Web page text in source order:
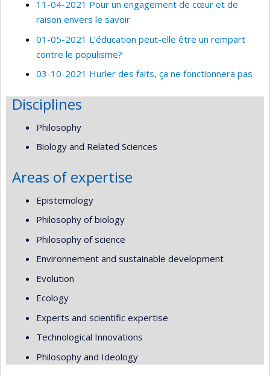
11-04-2021 Pour un engagement de cœur et de
raison envers le savoir
01-05-2021 L’éducation peut-elle être un rempart
contre le populisme?
03-10-2021 Hurler des faits, ça ne fonctionnera pas
Disciplines
Philosophy
Biology and Related Sciences
Areas of expertise
Epistemology
Philosophy of biology
Philosophy of science
Environnement and sustainable development
Evolution
Ecology
Experts and scientific expertise
Technological Innovations
Philosophy and Ideology